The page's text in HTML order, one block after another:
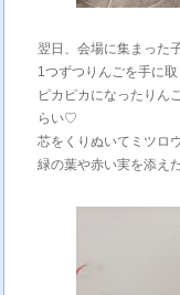
翌日、会場に集まった
1つずつりんごを手に
ピカピカになったりん
らい♡
芯をくりぬいてミツロ
緑の葉や赤い実を添え